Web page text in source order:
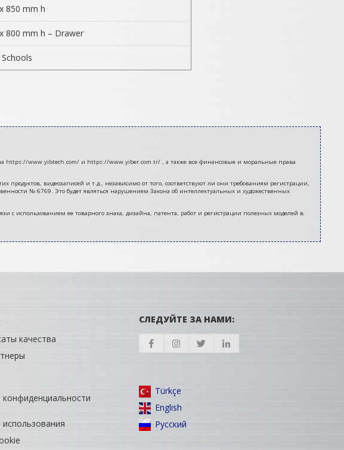
850 mm h
800 mm h – Drawer
https://www.yibtech.com/ и https://www.yiber.com.tr/ , а также все финансовые и моральные права
видеозаписей и т.д., независимо от того, соответствуют ли они требованиям регистрации,
№ 6769. Это будет являться нарушением Закона об интеллектуальных и художественных
использованием ее товарного знака, дизайна, патента, работ и регистрации полезных моделей в
качества
конфиденциальности
СЛЕДУЙТЕ ЗА НАМИ:
Türkçe
English
Русский